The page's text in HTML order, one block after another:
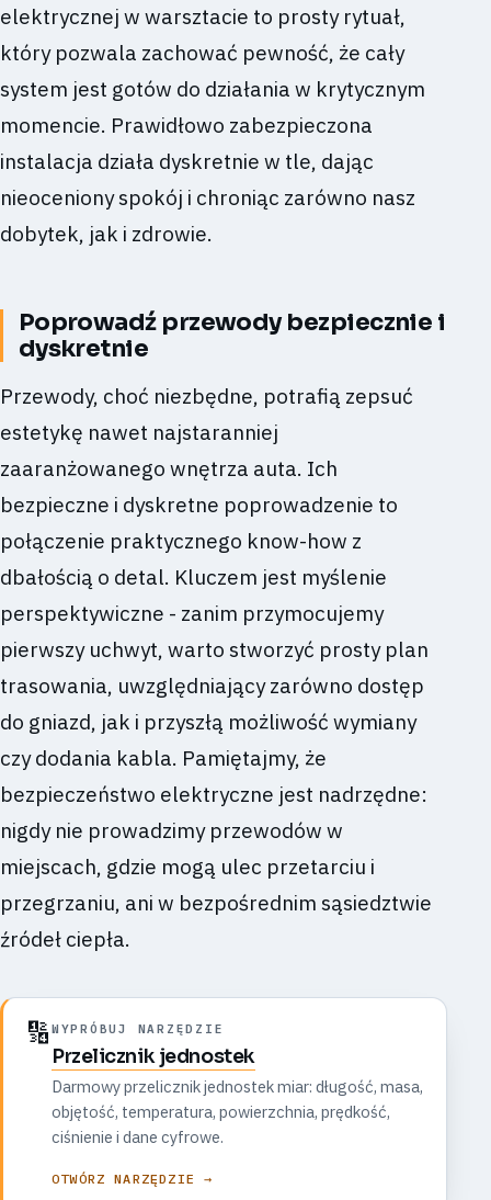
elektrycznej w warsztacie to prosty rytuał,
który pozwala zachować pewność, że cały
system jest gotów do działania w krytycznym
momencie. Prawidłowo zabezpieczona
instalacja działa dyskretnie w tle, dając
nieoceniony spokój i chroniąc zarówno nasz
dobytek, jak i zdrowie.
Poprowadź przewody bezpiecznie i
dyskretnie
Przewody, choć niezbędne, potrafią zepsuć
estetykę nawet najstaranniej
zaaranżowanego wnętrza auta. Ich
bezpieczne i dyskretne poprowadzenie to
połączenie praktycznego know-how z
dbałością o detal. Kluczem jest myślenie
perspektywiczne - zanim przymocujemy
pierwszy uchwyt, warto stworzyć prosty plan
trasowania, uwzględniający zarówno dostęp
do gniazd, jak i przyszłą możliwość wymiany
czy dodania kabla. Pamiętajmy, że
bezpieczeństwo elektryczne jest nadrzędne:
nigdy nie prowadzimy przewodów w
miejscach, gdzie mogą ulec przetarciu i
przegrzaniu, ani w bezpośrednim sąsiedztwie
źródeł ciepła.
🔢 WYPRÓBUJ NARZĘDZIE
Przelicznik jednostek
Darmowy przelicznik jednostek miar: długość, masa,
objętość, temperatura, powierzchnia, prędkość,
ciśnienie i dane cyfrowe.
OTWÓRZ NARZĘDZIE →